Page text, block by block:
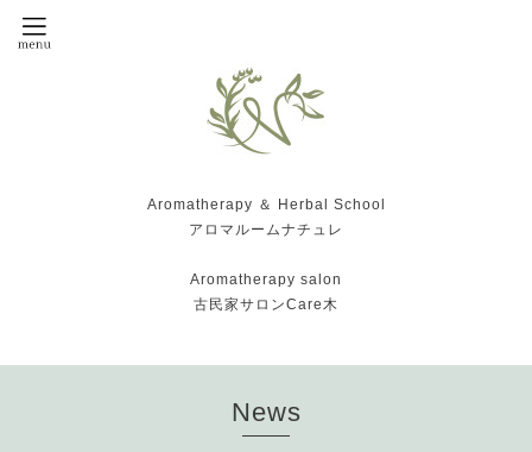
Aromatherapy ＆ Herbal School
アロマルームナチュレ
Aromatherapy salon
古民家サロンCare木
News